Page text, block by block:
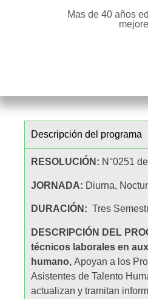
Mas de 40 años
Descripción del programa
RESOLUCIÓN: N°0251
JORNADA: Diurna,
DURACIÓN: Tres
DESCRIPCIÓN DEL
técnicos laborales en
humano, Apoyan a los
Asistentes de Talento
actualizan y tramitan